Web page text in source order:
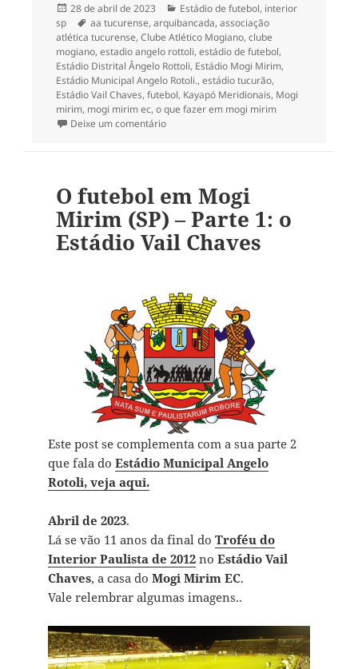
Publicado
em
28 de abril de 2023 Categorias
Estádio de futebol, interior
sp
Tags
aa tucurense, arquibancada, associação
atlética tucurense, Clube Atlético Mogiano, clube
mogiano, estadio angelo rottoli, estádio de futebol,
Estádio Distrital Ângelo Rottoli, Estádio Mogi Mirim,
Estádio Municipal Angelo Rotoli., estádio tucurão,
Estádio Vail Chaves, futebol, Kayapó Meridionais, Mogi
mirim, mogi mirim ec, o que fazer em mogi mirim
Deixe um comentárioem O futebol em Mogi Mirim (SP) – Parte
O futebol em Mogi
Mirim (SP) – Parte 1: o
Estádio Vail Chaves
Este post se complementa com a sua parte 2
que fala do Estádio Municipal Angelo
Rotoli, veja aqui.
Abril de 2023.
Lá se vão 11 anos da final do Troféu do
Interior Paulista de 2012no Estádio Vail
Chaves, a casa do Mogi Mirim EC.
Vale relembrar algumas imagens..